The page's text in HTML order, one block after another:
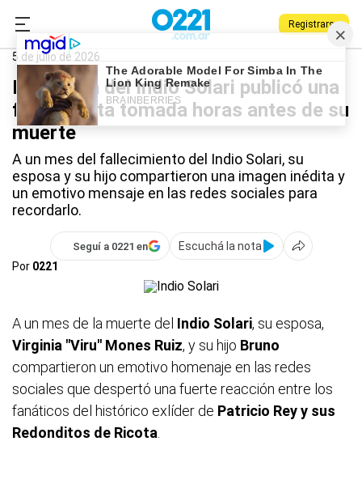
Registrarse
0221.com.ar
Indio Solari
5 de julio de 2026
La familia del Indio Solari publicó una
foto inédita tomada horas antes de su
muerte
A un mes del fallecimiento del Indio Solari, su
esposa y su hijo compartieron una imagen inédita y
un emotivo mensaje en las redes sociales para
recordarlo.
Seguí a 0221 en
Escuchá la nota
Por 0221
A un mes de la muerte del Indio Solari, su esposa,
Virginia "Viru" Mones Ruiz, y su hijo Bruno
compartieron un emotivo homenaje en las redes
sociales que despertó una fuerte reacción entre los
fanáticos del histórico exlíder de Patricio Rey y sus
Redonditos de Ricota